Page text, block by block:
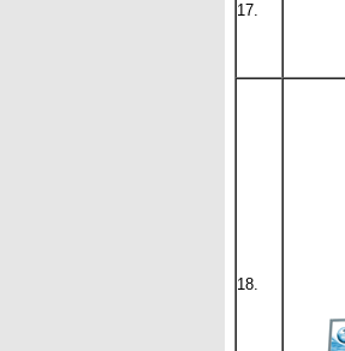
17.
18.